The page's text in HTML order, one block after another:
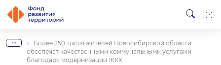
...
Более 250 тысяч жителей Новосибирской области
обеспечат качественными коммунальными услугами
благодаря модернизации ЖКХ